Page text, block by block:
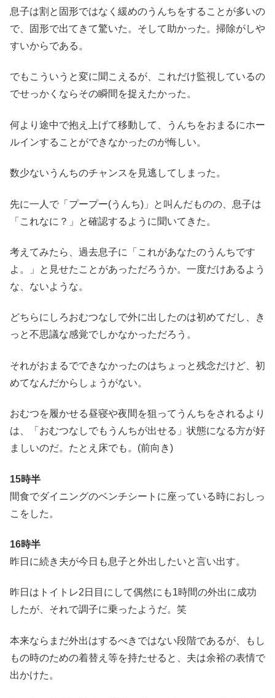
息子は割と固形ではなく緩めのうんちをすることが多いの
で、固形で出てきて驚いた。そして助かった。掃除がしや
すいからである。
でもこういうと変に聞こえるが、これだけ監視しているの
でせっかくならその瞬間を捉えたかった。
何より途中で抱え上げて移動して、うんちをおまるにホー
ルインすることができなかったのが悔しい。
数少ないうんちのチャンスを見逃してしまった。
先に一人で「プープー(うんち)」と叫んだものの、息子は
「これなに？」と確認するように聞いてきた。
考えてみたら、過去息子に「これがあなたのうんちです
よ。」と見せたことがあっただろうか。一度だけあるよう
な、ないような。
どちらにしろおむつなしで外に出したのは初めてだし、き
っと不思議な感覚でしかなかっただろう。
それがおまるでできなかったのはちょっと残念だけど、初
めてなんだからしょうがない。
おむつを履かせる昼寝や夜間を狙ってうんちをされるより
は、「おむつなしでもうんちが出せる」状態になる方が好
ましいのだ。たとえ床でも。(前向き)
15時半
間食でダイニングのベンチシートに座っている時におしっ
こをした。
16時半
昨日に続き夫が今日も息子と外出したいと言い出す。
昨日はトイトレ2日目にして偶然にも1時間の外出に成功
したが、それで調子に乗ったようだ。笑
本来ならまだ外出はするべきではない段階であるが、もし
もの時のための着替え等を持たせると、夫は余裕の表情で
出かけた。